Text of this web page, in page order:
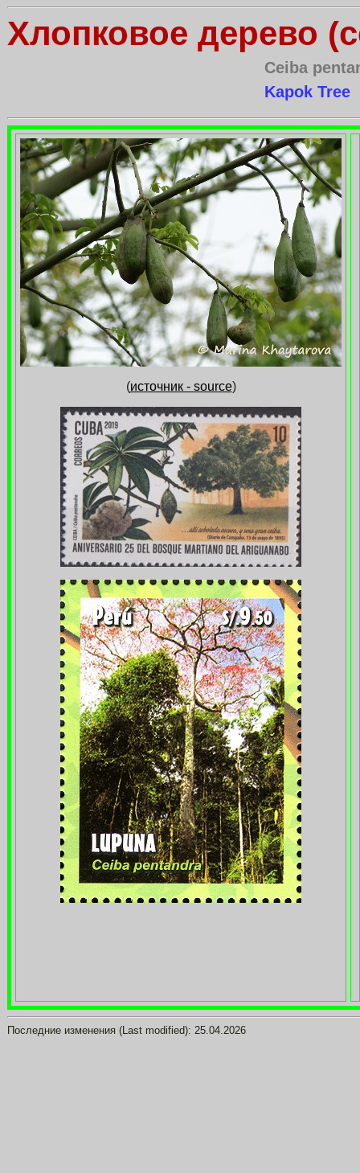
Хлопковое дерево
Ceiba
Kapok Tree
(источник - source)
Последние изменения (Last modified): 25.04.2026